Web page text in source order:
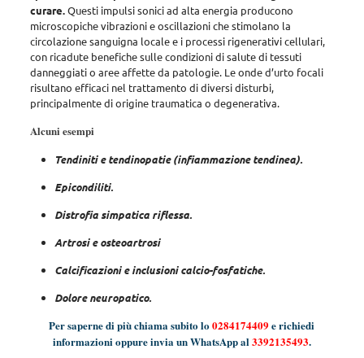
curare.Questi impulsi sonici ad alta energia producono
microscopiche vibrazioni e oscillazioni che stimolano la
circolazione sanguigna locale e i processi rigenerativi cellulari,
con ricadute benefiche sulle condizioni di salute di tessuti
danneggiati o aree affette da patologie. Le onde d’urto focali
risultano efficaci nel trattamento di diversi disturbi,
principalmente di origine traumatica o degenerativa.
Alcuni esempi
Tendiniti e tendinopatie (infiammazione tendinea).
Epicondiliti.
Distrofia simpatica riflessa.
Artrosi e osteoartrosi
Calcificazioni e inclusioni calcio-fosfatiche.
Dolore neuropatico.
Per saperne di più chiama subito lo0284174409e richiedi
informazioni oppure invia un WhatsApp al3392135493.